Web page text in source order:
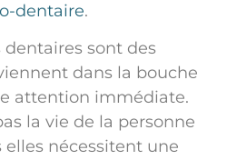
dentaire.
dentaires sont des
dans la bouche
attention immédiate.
la vie de la personne
elles nécessitent une